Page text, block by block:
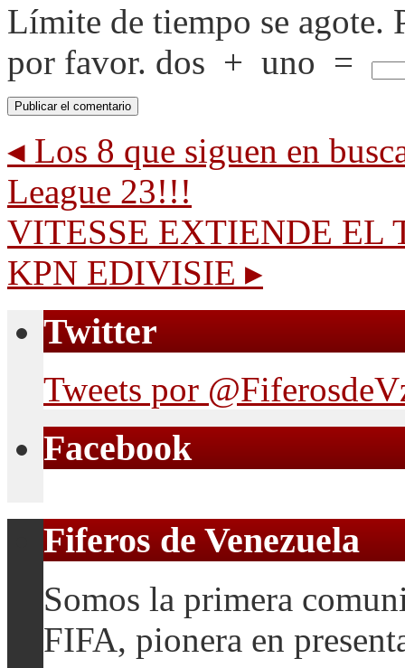
Límite de tiempo se agote.
por favor. dos + uno =
◂ Los 8 que siguen en
League 23!!!
VITESSE EXTIENDE
KPN EDIVISIE ▸
Twitter
Tweets por
Facebook
Fiferos de Venezuela
Somos la primera
FIFA, pionera en